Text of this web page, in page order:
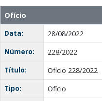
Ofício
Data:
28/08/2022
Número:
228/2022
Título:
Ofício 228/2022
Tipo:
Ofício